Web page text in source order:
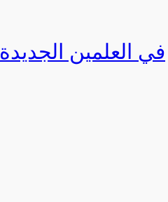
صور | مهرجان CED Sportival في العلمين الجديدة 2025